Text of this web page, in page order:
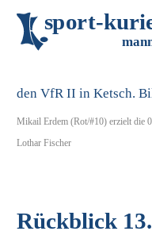
sport-kuri
man
Mikail Erdem (Rot/#10) erzielt die
Lothar Fischer
Rückblick